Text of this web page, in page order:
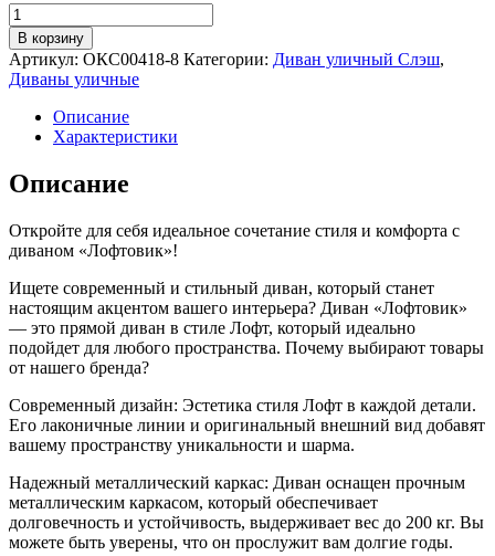
Количество
товара
Уличный
диван
Лофтовик
Слэш
оксфорд
бордовый
В корзину
Артикул: ОКС00418-8 Категории: Диван уличный Слэш,
Диваны уличные
Описание
Характеристики
Описание
Откройте для себя идеальное сочетание стиля и комфорта с
диваном «Лофтовик»!
Ищете современный и стильный диван, который станет
настоящим акцентом вашего интерьера? Диван «Лофтовик»
— это прямой диван в стиле Лофт, который идеально
подойдет для любого пространства. Почему выбирают товары
от нашего бренда?
Современный дизайн: Эстетика стиля Лофт в каждой детали.
Его лаконичные линии и оригинальный внешний вид добавят
вашему пространству уникальности и шарма.
Надежный металлический каркас: Диван оснащен прочным
металлическим каркасом, который обеспечивает
долговечность и устойчивость, выдерживает вес до 200 кг. Вы
можете быть уверены, что он прослужит вам долгие годы.